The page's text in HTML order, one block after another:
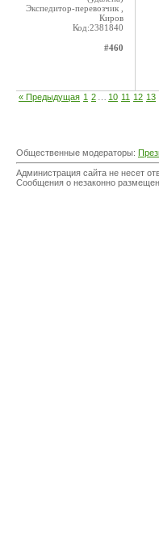
Экспедитор-перевозчик ,
Киров
Код:2381840
#460
« Предыдущая 1 2 10 11 12 13
Общественные модераторы:
Администрация сайта не несет
Сообщения о незаконно